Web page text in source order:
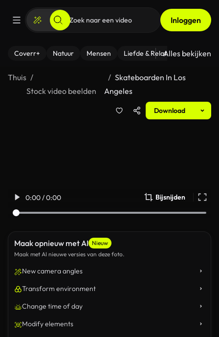
Inloggen
Coverr+ Natuur Mensen Liefde & Relaties - Fitness
Alles bekijken
Thuis
Stock video beelden
Skateboarden In Los
Angeles
Download
0:00 / 0:00 Bijsnijden
Maak opnieuw met AI Nieuw
Maak met AI nieuwe versies van deze foto.
New camera angles
Transform environment
Change time of day
Modify elements